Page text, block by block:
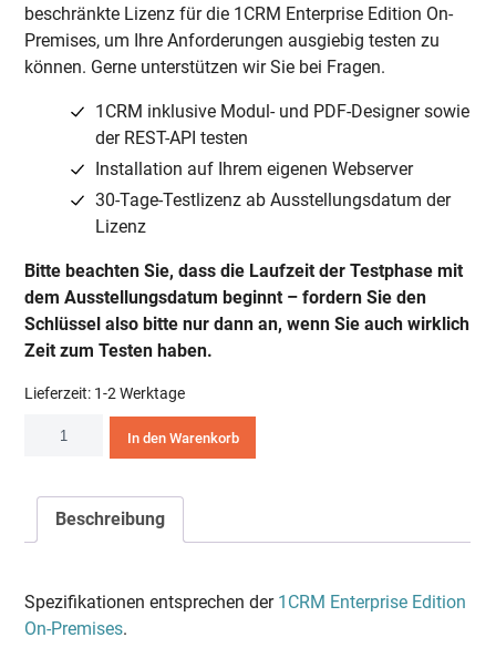
beschränkte Lizenz für die 1CRM Enterprise Edition On-
Premises, um Ihre Anforderungen ausgiebig testen zu
können. Gerne unterstützen wir Sie bei Fragen.
1CRM inklusive Modul- und PDF-Designer sowie
der REST-API testen
Installation auf Ihrem eigenen Webserver
30-Tage-Testlizenz ab Ausstellungsdatum der
Lizenz
Bitte beachten Sie, dass die Laufzeit der Testphase mit
dem Ausstellungsdatum beginnt – fordern Sie den
Schlüssel also bitte nur dann an, wenn Sie auch wirklich
Zeit zum Testen haben.
Lieferzeit: 1-2 Werktage
Premises
Menge
In den Warenkorb
Beschreibung
Spezifikationen entsprechen der 1CRM Enterprise Edition
On-Premises.